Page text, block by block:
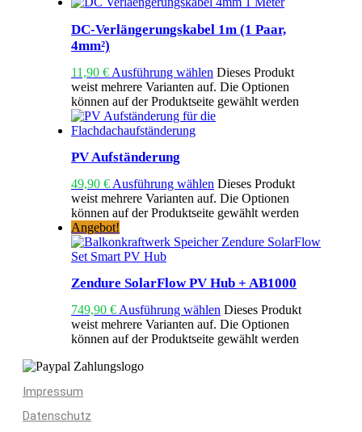
DC-Verlängerungskabel 1m (1 Paar,
4mm²)
11,90 € Ausführung wählen Dieses Produkt
weist mehrere Varianten auf. Die Optionen
können auf der Produktseite gewählt werden
PV Aufständerung
49,90 € Ausführung wählen Dieses Produkt
weist mehrere Varianten auf. Die Optionen
können auf der Produktseite gewählt werden
Angebot!
Zendure SolarFlow PV Hub + AB1000
749,90 € Ausführung wählen Dieses Produkt
weist mehrere Varianten auf. Die Optionen
können auf der Produktseite gewählt werden
Impressum
Datenschutz